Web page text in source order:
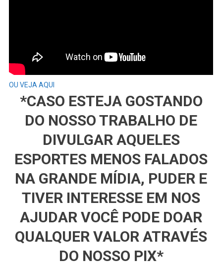
OU VEJA AQUI
*CASO ESTEJA GOSTANDO
DO NOSSO TRABALHO DE
DIVULGAR AQUELES
ESPORTES MENOS FALADOS
NA GRANDE MÍDIA, PUDER E
TIVER INTERESSE EM NOS
AJUDAR VOCÊ PODE DOAR
QUALQUER VALOR ATRAVÉS
DO NOSSO PIX*